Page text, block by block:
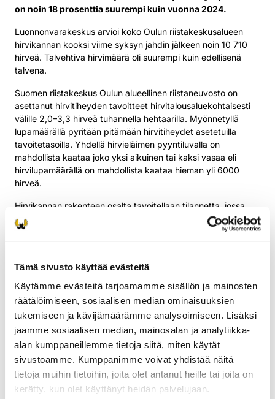
Tämä sivusto käyttää evästeitä
Käytämme evästeitä tarjoamamme sisällön ja mainosten
räätälöimiseen, sosiaalisen median ominaisuuksien
tukemiseen ja kävijämäärämme analysoimiseen. Lisäksi
jaamme sosiaalisen median, mainosalan ja analytiikka-
alan kumppaneillemme tietoja siitä, miten käytät
sivustoamme. Kumppanimme voivat yhdistää näitä
tietoja muihin tietoihin, joita olet antanut heille tai joita on
kerätty, kun olet käyttänyt heidän palvelujaan.
on noin 18 prosenttia suurempi kuin vuonna 2024.
Luonnonvarakeskus arvioi koko Oulun riistakeskusalueen
hirvikannan kooksi viime syksyn jahdin jälkeen noin 10 710
hirveä. Talvehtiva hirvimäärä oli suurempi kuin edellisenä
talvena.
Suomen riistakeskus Oulun alueellinen riistaneuvosto on
asettanut hirvitiheyden tavoitteet hirvitalousaluekohtaisesti
välille 2,0–3,3 hirveä tuhannella hehtaarilla. Myönnetyllä
lupamäärällä pyritään pitämään hirvitiheydet asetetuilla
tavoitetasoilla. Yhdellä hirvieläimen pyyntiluvalla on
mahdollista kaataa joko yksi aikuinen tai kaksi vasaa eli
hirvilupamäärällä on mahdollista kaataa hieman yli 6000
hirveä.
Hirvikannan rakenteen osalta tavoitellaan tilannetta, jossa
naaraita on enintään 1,5 yksilöä yhtä urosta kohti ja
metsästyksen jälkeen jäävään talvehtivaan kantaan jää 20–
30 prosenttia vasoja.
Hirveä on mahdollista pyytää vahtimalla pellolta 1. syyskuuta
ja jatkuu 15. päivään tammikuuta asti. Poikkeuksena Oulun
riistakeskusalueella ovat Kuusamon ja Taivalkosken kunnat,
jotka metsästävät Lapin mukaisesti aikaistetun
hirvenmetsästyksen malliin. Näissä kunnissa varsinainen
metsästyskausi alkaa jo 1. syyskuuta, mutta keskeytyy 21.
syyskuuta kiimarauhoituksen ajaksi.
Valkohäntäpeuran metsästykseen myönnettiin 7 pyyntilupaa
Oulun riistakeskusalueelle maakunnan eteläosaan.